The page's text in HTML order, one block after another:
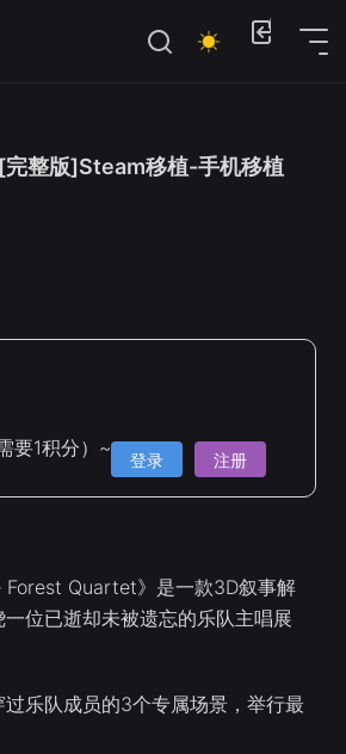
[完整版]Steam移植-手机移植
要1积分）~ 登录 注册
Forest Quartet》是一款3D叙事解
位已逝却未被遗忘的乐队主唱展
乐队成员的3个专属场景，举行最